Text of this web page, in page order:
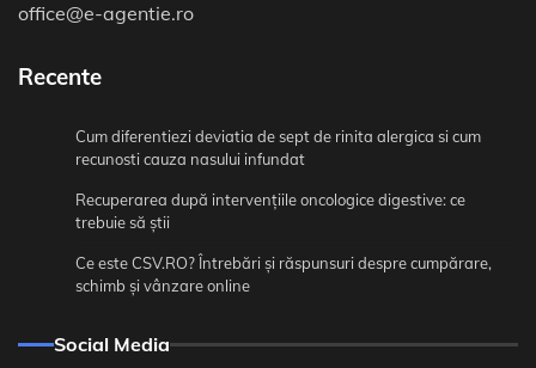
office@e-agentie.ro
Recente
Cum diferentiezi deviatia de sept de rinita alergica si cum
recunosti cauza nasului infundat
Recuperarea după intervențiile oncologice digestive: ce
trebuie să știi
Ce este CSV.RO? Întrebări și răspunsuri despre cumpărare,
schimb și vânzare online
Social Media